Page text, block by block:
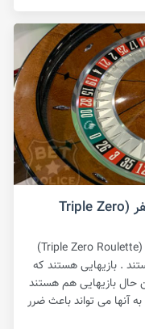
معرفی بازی کازینویی رولت با سه صفر (Triple Zero
بازیهای کازینو زیادی مانند رولت با سه صفر (Triple Zero Roulette)
. بازیهایی هستند که
حال بازیهایی هم هستند
آنها می تواند باعث ضرر